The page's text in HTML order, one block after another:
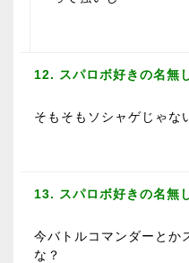
12. スパロボ好きの名無
そもそもソシャゲじゃな
13. スパロボ好きの名無
今バトルコマンダーとか
な？